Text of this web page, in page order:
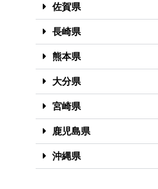
佐賀県
長崎県
熊本県
大分県
宮崎県
鹿児島県
沖縄県